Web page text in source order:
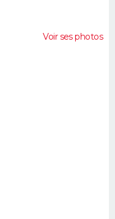
Voir ses photos